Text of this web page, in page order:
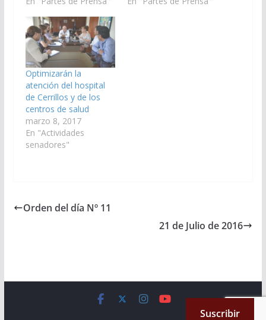
cartera. La reunión se
realizará en la Sala
Presidencia del
Senado, Mitre 550 piso
1º. Posteriormente, a
las 18:00 hs la…
Optimizarán la
atención del hospital
de Cerrillos y de los
centros de salud
marzo 8, 2017
En "Actividades
senadores"
Orden del día Nº 11
21 de Julio de 2016
. All rights reserved.
Suscribir